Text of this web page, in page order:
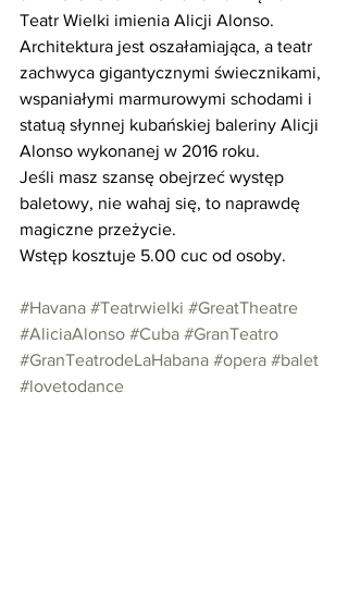
Teatr Wielki imienia Alicji Alonso.
Architektura jest oszałamiająca, a teatr
zachwyca gigantycznymi świecznikami,
wspaniałymi marmurowymi schodami i
statuą słynnej kubańskiej baleriny Alicji
Alonso wykonanej w 2016 roku.
Jeśli masz szansę obejrzeć występ
baletowy, nie wahaj się, to naprawdę
magiczne przeżycie.
Wstęp kosztuje 5.00 cuc od osoby.
#Havana #Teatrwielki #GreatTheatre
#AliciaAlonso #Cuba #GranTeatro
#GranTeatrodeLaHabana #opera #balet
#lovetodance